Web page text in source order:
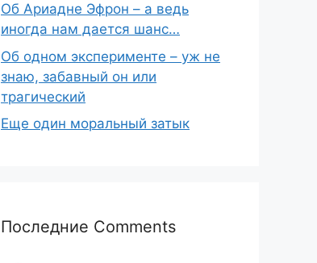
Об Ариадне Эфрон – а ведь
иногда нам дается шанс…
Об одном эксперименте – уж не
знаю, забавный он или
трагический
Еще один моральный затык
Последние Comments